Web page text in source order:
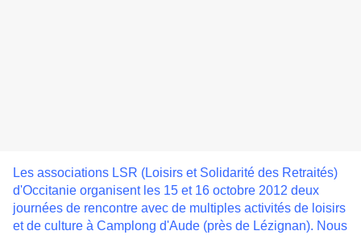
Les associations LSR (Loisirs et Solidarité des Retraités)
d'Occitanie organisent les 15 et 16 octobre 2012 deux
journées de rencontre avec de multiples activités de loisirs
et de culture à Camplong d'Aude (près de Lézignan). Nous